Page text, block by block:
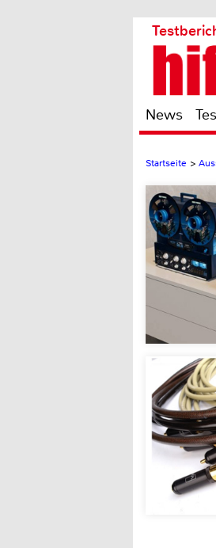
News
Startseite >